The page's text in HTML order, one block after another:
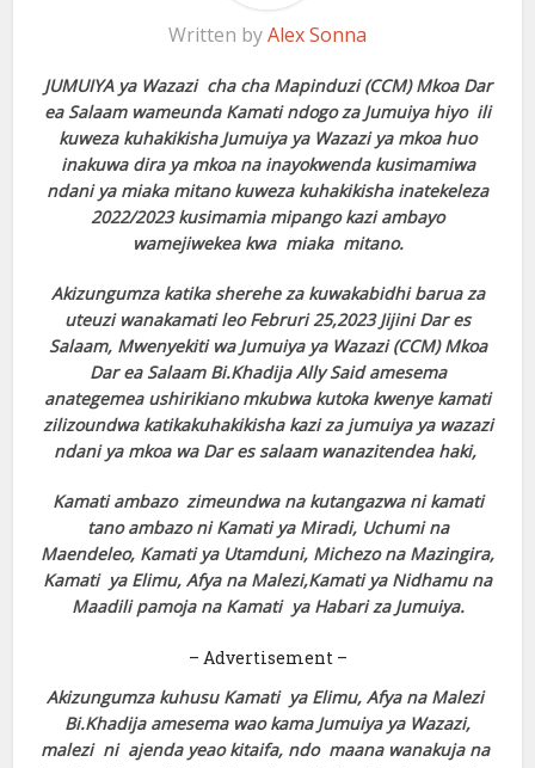
Written byAlex Sonna
JUMUIYA ya Wazazi cha cha Mapinduzi (CCM) Mkoa Dar
ea Salaam wameunda Kamati ndogo za Jumuiya hiyo ili
kuweza kuhakikisha Jumuiya ya Wazazi ya mkoa huo
inakuwa dira ya mkoa na inayokwenda kusimamiwa
ndani ya miaka mitano kuweza kuhakikisha inatekeleza
2022/2023 kusimamia mipango kazi ambayo
wamejiwekea kwa miaka mitano.
Akizungumza katika sherehe za kuwakabidhi barua za
uteuzi wanakamati leo Februri 25,2023 Jijini Dar es
Salaam, Mwenyekiti wa Jumuiya ya Wazazi (CCM) Mkoa
Dar ea Salaam Bi.Khadija Ally Said amesema
anategemea ushirikiano mkubwa kutoka kwenye kamati
zilizoundwa katikakuhakikisha kazi za jumuiya ya wazazi
ndani ya mkoa wa Dar es salaam wanazitendea haki,
Kamati ambazo zimeundwa na kutangazwa ni kamati
tano ambazo ni Kamati ya Miradi, Uchumi na
Maendeleo, Kamati ya Utamduni, Michezo na Mazingira,
Kamati ya Elimu, Afya na Malezi,Kamati ya Nidhamu na
Maadili pamoja na Kamati ya Habari za Jumuiya.
– Advertisement –
Akizungumza kuhusu Kamati ya Elimu, Afya na Malezi
Bi.Khadija amesema wao kama Jumuiya ya Wazazi,
malezi ni ajenda yeao kitaifa, ndo maana wanakuja na